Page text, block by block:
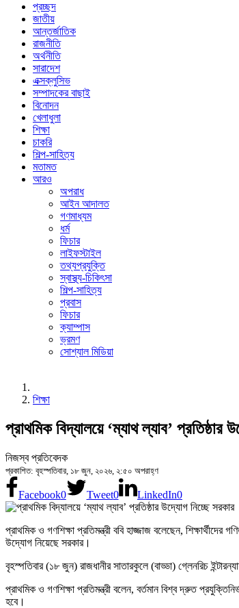
প্রচ্ছদ
জাতীয়
আন্তর্জাতিক
রাজনীতি
অর্থনীতি
সারাদেশ
এক্সক্লুসিভ
সম্পাদকের বাছাই
বিনোদন
খেলাধুলা
শিক্ষা
চাকরি
শিল্প-সাহিত্য
মতামত
আরও
অপরাধ
আইন আদালত
গণমাধ্যম
ধর্ম
ফিচার
লাইফস্টাইল
তথ্যপ্রযুক্তি
স্বাস্থ্য-চিকিৎসা
শিল্প-সাহিত্য
প্রবাস
ফিচার
ক্যাম্পাস
ভ্রমণ
সোশ্যাল মিডিয়া
শিক্ষা
প্রাথমিক বিদ্যালয়ে ‘ম্যাথ ল্যাব’ প্রতিষ্ঠার
নিজস্ব প্রতিবেদক
প্রকাশিত: বৃহস্পতিবার, ১৮ জুন, ২০২৬, ২:৫০ অপরাহ্ণ
Facebook0 Tweet0 LinkedIn0
প্রাথমিক ও গণশিক্ষা প্রতিমন্ত্রী ববি হাজ্জাজ বলেছেন,
উদ্যোগ নিয়েছে সরকার।
বৃহস্পতিবার (১৮ জুন) রাজধানীর সাতারকুলে (বাড্ডা) গ্লেনরিচ
প্রাথমিক ও গণশিক্ষা প্রতিমন্ত্রী বলেন, বর্তমান বিশ্ব দ্রুত
হবে।